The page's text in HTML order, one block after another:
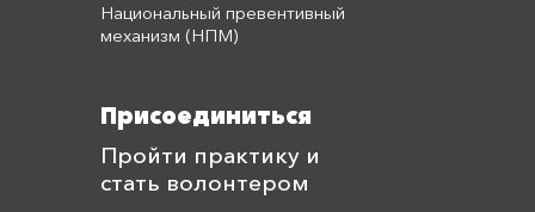
Национальный превентивный
механизм (НПМ)
Присоединиться
Пройти практику и
стать волонтером